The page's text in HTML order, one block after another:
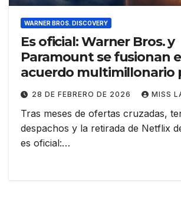
WARNER BROS. DISCOVERY
Es oficial: Warner Bros. y
Paramount se fusionan
acuerdo multimillonario
de 110 000 millones de
28 DE FEBRERO DE 2026 MISS
Tras meses de ofertas cruzadas,
despachos y la retirada de Netflix
es oficial:…